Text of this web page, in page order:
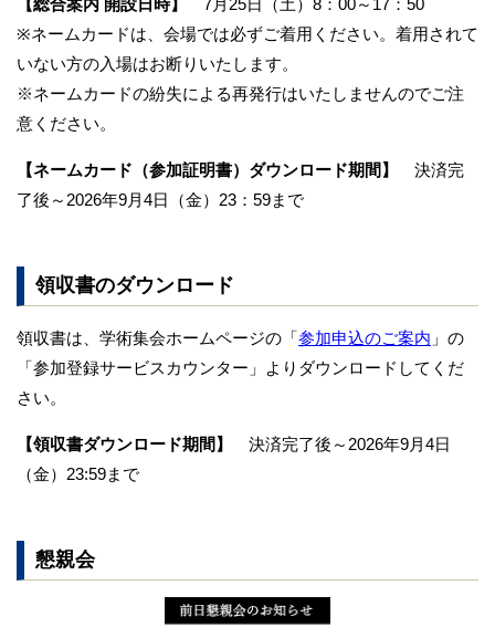
【総合案内 開設日時】
7月25日（土）8：00～17：50
※ネームカードは、会場では必ずご着用ください。着用されて
いない方の入場はお断りいたします。
※ネームカードの紛失による再発行はいたしませんのでご注
意ください。
【ネームカード（参加証明書）ダウンロード期間】
決済完
了後～2026年9月4日（金）23：59まで
領収書のダウンロード
領収書は、学術集会ホームページの「 参加申込のご案内 」の
「参加登録サービスカウンター」よりダウンロードしてくだ
さい。
【領収書ダウンロード期間】
決済完了後～2026年9月4日
（金）23:59まで
懇親会